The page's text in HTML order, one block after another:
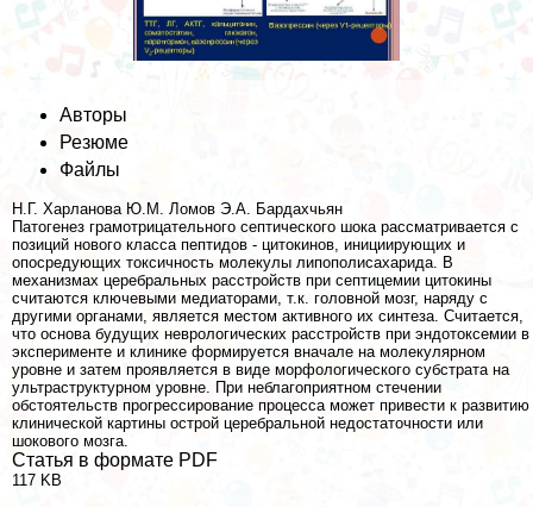
Авторы
Резюме
Файлы
Н.Г. Харланова Ю.М. Ломов Э.А. Бардахчьян
Патогенез грамотрицательного септического шока рассматривается с
позиций нового класса пептидов - цитокинов, инициирующих и
опосредующих токсичность молекулы липополисахарида. В
механизмах церебральных расстройств при септицемии цитокины
считаются ключевыми медиаторами, т.к. головной мозг, наряду с
другими органами, является местом активного их синтеза. Считается,
что основа будущих неврологических расстройств при эндотоксемии в
эксперименте и клинике формируется вначале на молекулярном
уровне и затем проявляется в виде морфологического субстрата на
ультраструктурном уровне. При нeблагоприятном стечении
обстоятельств прогрессирование процесса может привести к развитию
клинической картины острой церебральной недостаточности или
шокового мозга.
Статья в формате PDF
117 KB